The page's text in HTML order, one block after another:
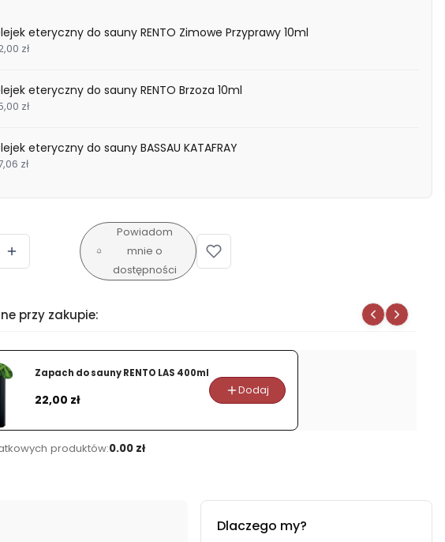
eteryczny do sauny RENTO Zimowe Przyprawy 10ml
zł
eteryczny do sauny RENTO Brzoza 10ml
zł
eteryczny do sauny BASSAU KATAFRAY
zł
Powiadom
mnie o
dostępności
przy zakupie:
Zapach do sauny RENTO LAS 400ml
Cena
22,00 zł
Dodaj
produktów:0.00 zł
Dlaczego my?